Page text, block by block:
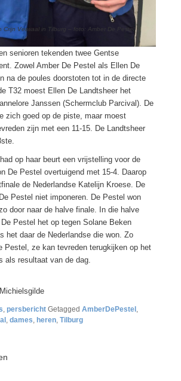
Crijn Verwaal in Tilburg – foto: Amber De Pestel
senioren tekenden twee Gentse
Zowel Amber De Pestel als Ellen De
na de poules doorstoten tot in de directe
T32 moest Ellen De Landtsheer het
Janssen (Schermclub Parcival). De
zich goed op de piste, maar moest
zijn met een 11-15. De Landtsheer
op haar beurt een vrijstelling voor de
De Pestel overtuigend met 15-4. Daarop
de Nederlandse Katelijn Kroese. De
Pestel niet imponeren. De Pestel won
door naar de halve finale. In die halve
Pestel het op tegen Solane Beken
het daar de Nederlandse die won. Zo
Pestel, ze kan tevreden terugkijken op het
als resultaat van de dag.
, persbericht Getagged AmberDePestel,
, dames, heren, Tilburg